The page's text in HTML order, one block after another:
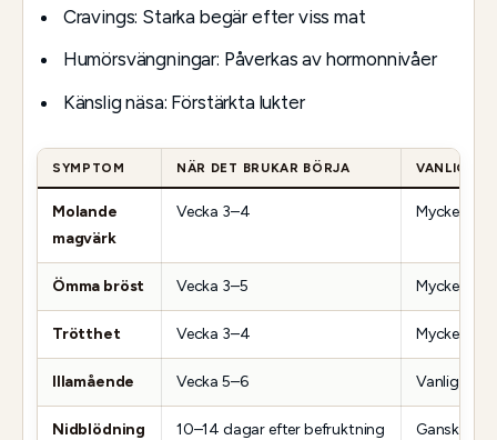
Cravings: Starka begär efter viss mat
Humörsvängningar: Påverkas av hormonnivåer
Känslig näsa: Förstärkta lukter
SYMPTOM NÄR DET BRUKAR BÖRJA VANLIGT?
Molande
magvärk
Vecka 3–4 Mycket
Ömma bröst Vecka 3–5 Mycket
Trötthet Vecka 3–4 Mycket
Illamående Vecka 5–6 Vanligt
Nidblödning 10–14 dagar efter befruktning Ganska